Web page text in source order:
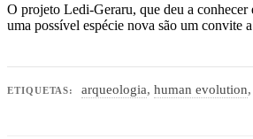
O projeto Ledi-Geraru, que deu a conhecer
uma possível espécie nova são um convite
ETIQUETAS: arqueologia, human evolution,